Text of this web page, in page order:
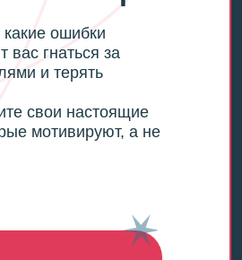
ошибки
вас гнаться за
и терять
свои настоящие
мотивируют, а не